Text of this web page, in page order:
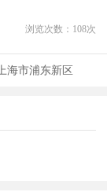
浏览次数： 108次
上海市浦东新区